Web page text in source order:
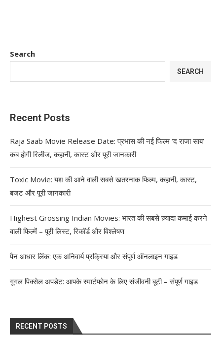
Search
SEARCH
Recent Posts
Raja Saab Movie Release Date: प्रभास की नई फिल्म ‘द राजा साब’
कब होगी रिलीज, कहानी, कास्ट और पूरी जानकारी
Toxic Movie: यश की आने वाली सबसे खतरनाक फिल्म, कहानी, कास्ट,
बजट और पूरी जानकारी
Highest Grossing Indian Movies: भारत की सबसे ज़्यादा कमाई करने
वाली फिल्में – पूरी लिस्ट, रिकॉर्ड और विश्लेषण
पैन आधार लिंक: एक अनिवार्य प्रक्रिया और संपूर्ण ऑनलाइन गाइड
गूगल पिक्सेल अपडेट: आपके स्मार्टफोन के लिए संजीवनी बूटी – संपूर्ण गाइड
RECENT POSTS